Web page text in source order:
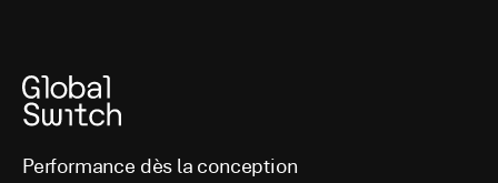
Performance dès la conception